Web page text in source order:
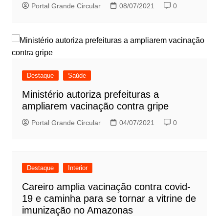
Portal Grande Circular 08/07/2021 0
Destaque Saúde
Ministério autoriza prefeituras a
ampliarem vacinação contra gripe
Portal Grande Circular 04/07/2021 0
Destaque Interior
Careiro amplia vacinação contra covid-
19 e caminha para se tornar a vitrine de
imunização no Amazonas